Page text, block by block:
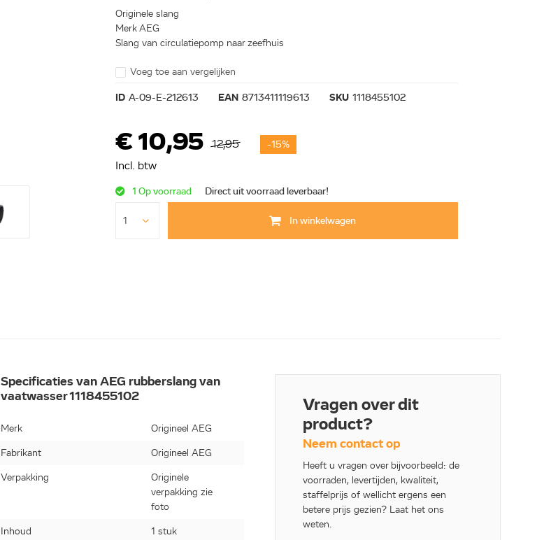
Originele slang
Merk AEG
Slang van circulatiepomp naar zeefhuis
Voeg toe aan vergelijken
ID A-09-E-212613 EAN 8713411119613 SKU 1118455102
€ 10,95 12,95 -15%
Incl. btw
1 Op voorraad Direct uit voorraad leverbaar!
In winkelwagen
Specificaties van AEG rubberslang van
vaatwasser 1118455102
Merk Origineel AEG
Fabrikant Origineel AEG
Verpakking
Originele
verpakking zie
foto
Inhoud 1 stuk
Vragen over dit
product?
Neem contact op
Heeft u vragen over bijvoorbeeld: de
voorraden, levertijden, kwaliteit,
staffelprijs of wellicht ergens een
betere prijs gezien? Laat het ons
weten.